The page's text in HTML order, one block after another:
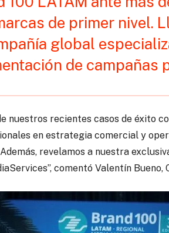
de primer nivel.
global
de campañas
nuestros recientes casos de éxito
en estrategia comercial y
revelamos a nuestra
comentó Valentín Bueno,